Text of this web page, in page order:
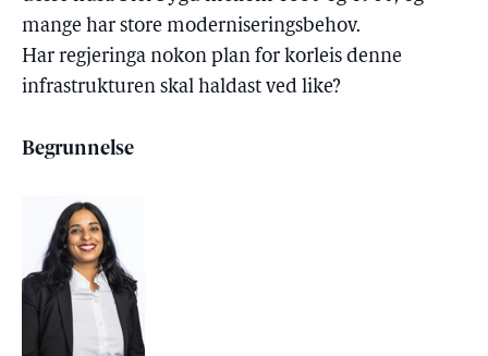
mange har store moderniseringsbehov.
Har regjeringa nokon plan for korleis denne
infrastrukturen skal haldast ved like?
Begrunnelse